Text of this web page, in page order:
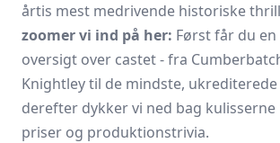
årtis mest medrivende historiske
zoomer vi ind på her: Først får du
oversigt over castet - fra
Knightley til de mindste,
derefter dykker vi ned bag
priser og produktionstrivia.